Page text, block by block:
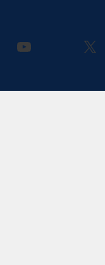
youtube X